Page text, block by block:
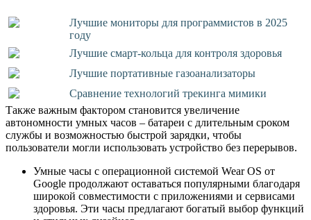
Лучшие мониторы для программистов в 2025
году
Лучшие смарт-кольца для контроля здоровья
Лучшие портативные газоанализаторы
Сравнение технологий трекинга мимики
Также важным фактором становится увеличение
автономности умных часов – батареи с длительным сроком
службы и возможностью быстрой зарядки, чтобы
пользователи могли использовать устройство без перерывов.
Умные часы с операционной системой Wear OS от
Google продолжают оставаться популярными благодаря
широкой совместимости с приложениями и сервисами
здоровья. Эти часы предлагают богатый выбор функций